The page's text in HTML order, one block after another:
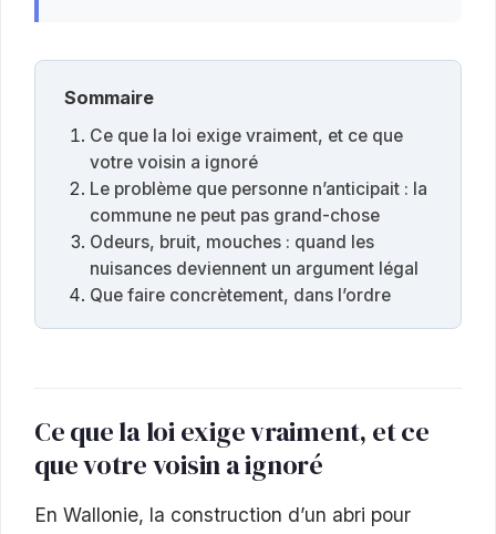
Sommaire
Ce que la loi exige vraiment, et ce que
votre voisin a ignoré
Le problème que personne n’anticipait : la
commune ne peut pas grand-chose
Odeurs, bruit, mouches : quand les
nuisances deviennent un argument légal
Que faire concrètement, dans l’ordre
Ce que la loi exige vraiment, et ce
que votre voisin a ignoré
En Wallonie, la construction d’un abri pour